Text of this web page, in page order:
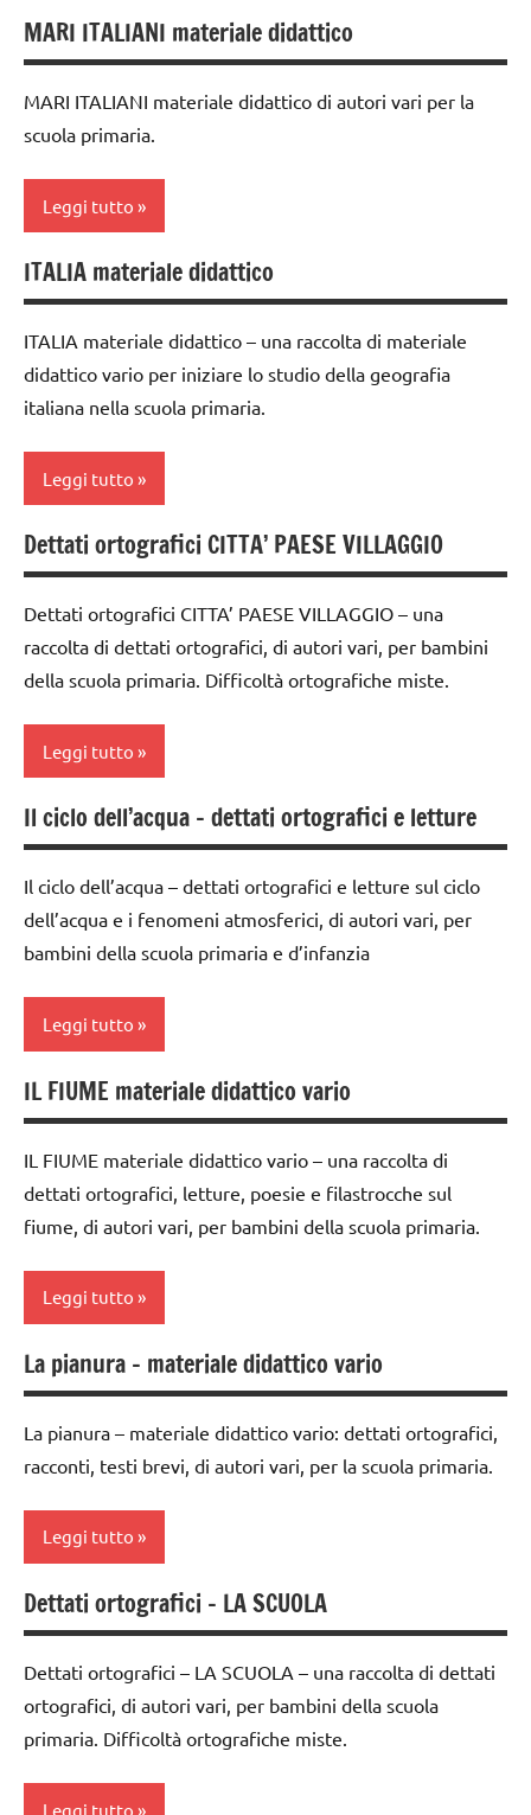
PER ETA'
ARTICOLI
geografia
ortografici
LINGUAGGIO
TUTTI GLI
PER ETA'
TUTTI GLI
classe
4a
classe
5a
classi
medie
dai
6
geografia
GEOGRAFIA
Italia
TUTTI GLI
ARGOMENTI
TUTTI GLI
ARTICOLI
MARI ITALIANI materiale didattico
MARI ITALIANI materiale didattico di autori vari per la
scuola primaria.
Leggi tutto
classe
3a
classe
4a
6
anni
geografia
ortografici
GEOGRAFIA
LINGUAGGIO
TUTTI GLI
TUTTI GLI
ARTICOLI
ITALIA materiale didattico
ITALIA materiale didattico – una raccolta di materiale
didattico vario per iniziare lo studio della geografia
italiana nella scuola primaria.
Leggi tutto
ambienti
naturali
classe
3a
4a
anni
geografia
dettati
GEOGRAFIA
poesie /
geografia
poesie e
TUTTI GLI
ARGOMENTI
PER ETA'
TUTTI GLI
ARTICOLI
Dettati ortografici CITTA’ PAESE VILLAGGIO
Dettati ortografici CITTA’ PAESE VILLAGGIO – una
raccolta di dettati ortografici, di autori vari, per bambini
della scuola primaria. Difficoltà ortografiche miste.
Leggi tutto
ambienti
naturali
dai
6
anni
dettati /
geografia
ortografici
LINGUAGGIO
TUTTI GLI
PER ETA'
ARTICOLI
Il ciclo dell’acqua – dettati ortografici e letture
Il ciclo dell’acqua – dettati ortografici e letture sul ciclo
dell’acqua e i fenomeni atmosferici, di autori vari, per
bambini della scuola primaria e d’infanzia
Leggi tutto
dai
6
anni
dettati /
geografia
dettati
/
scienze
dettati
ortografici
LINGUAGGIO
scienze:
acqua
TUTTI GLI
ARGOMENTI
PER ETA'
TUTTI GLI
ARTICOLI
IL FIUME materiale didattico vario
IL FIUME materiale didattico vario – una raccolta di
dettati ortografici, letture, poesie e filastrocche sul
fiume, di autori vari, per bambini della scuola primaria.
Leggi tutto
dai
6
anni
dettati /
dettati
GEOGRAFIA
LINGUAGGIO
poesie /
geografia
poesie e
filastrocche
La pianura – materiale didattico vario
La pianura – materiale didattico vario: dettati ortografici,
racconti, testi brevi, di autori vari, per la scuola primaria.
Leggi tutto
ambienti
naturali
classe
3a
6
Dettati ortografici – LA SCUOLA
Dettati ortografici – LA SCUOLA – una raccolta di dettati
ortografici, di autori vari, per bambini della scuola
primaria. Difficoltà ortografiche miste.
Leggi tutto